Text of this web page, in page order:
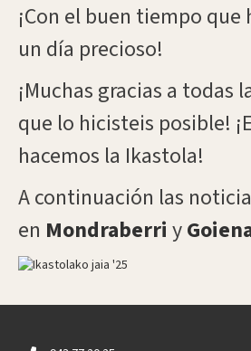
¡Con el buen tiempo que
un día precioso!
¡Muchas gracias a todas
que lo hicisteis posible!
hacemos la Ikastola!
A continuación las
en Mondraberri y